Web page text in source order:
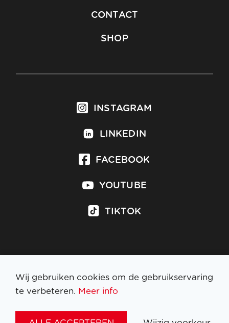
CONTACT
SHOP
INSTAGRAM
LINKEDIN
FACEBOOK
YOUTUBE
TIKTOK
Inschrijven op nieuwsbrief
Wij gebruiken cookies om de gebruikservaring
te verbeteren. Meer info